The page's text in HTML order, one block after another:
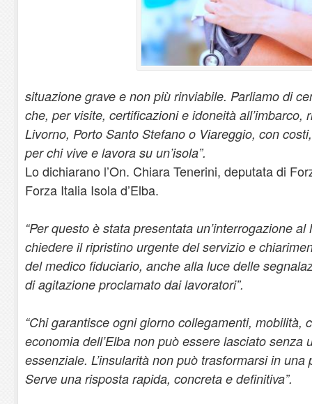
situazione grave e non più rinviabile. Parliamo di
che, per visite, certificazioni e idoneità all’imbarco,
Livorno, Porto Santo Stefano o Viareggio, con
per chi vive e lavora su un’isola”.
Lo dichiarano l’On. Chiara Tenerini, deputata di
Forza Italia Isola d’Elba.
“Per questo è stata presentata un’interrogazione
chiedere il ripristino urgente del servizio e
del medico fiduciario, anche alla luce delle
di agitazione proclamato dai lavoratori”.
“Chi garantisce ogni giorno collegamenti, mobilità,
economia dell’Elba non può essere lasciato senza
essenziale. L’insularità non può trasformarsi in
Serve una risposta rapida, concreta e definitiva”.